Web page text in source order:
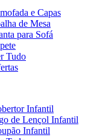
e Capas
de Mesa
para Sofá
Tudo
Infantil
de Lençol Infantil
Infantil